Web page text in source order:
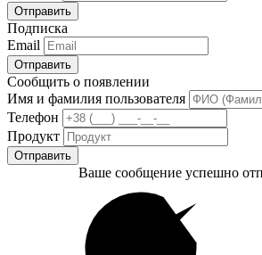
Отправить
Подписка
Email
Отправить
Сообщить о появлении
Имя и фамилия пользователя
Телефон
Продукт
Отправить
Ваше сообщение успешно